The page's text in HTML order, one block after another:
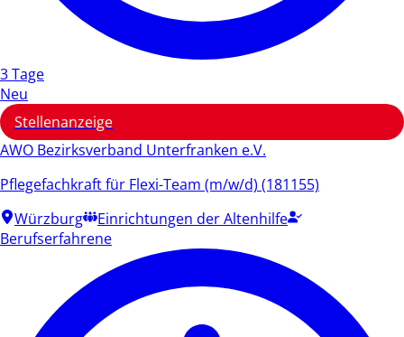
3 Tage
Neu
Stellenanzeige
AWO Bezirksverband Unterfranken e.V.
Pflegefachkraft für Flexi-Team (m/w/d) (181155)
Würzburg
Einrichtungen der Altenhilfe
Berufserfahrene